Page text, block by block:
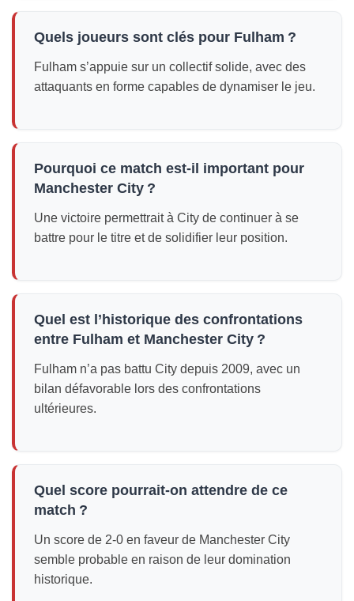
Quels joueurs sont clés pour Fulham ?
Fulham s’appuie sur un collectif solide, avec des
attaquants en forme capables de dynamiser le jeu.
Pourquoi ce match est-il important pour
Manchester City ?
Une victoire permettrait à City de continuer à se
battre pour le titre et de solidifier leur position.
Quel est l’historique des confrontations
entre Fulham et Manchester City ?
Fulham n’a pas battu City depuis 2009, avec un
bilan défavorable lors des confrontations
ultérieures.
Quel score pourrait-on attendre de ce
match ?
Un score de 2-0 en faveur de Manchester City
semble probable en raison de leur domination
historique.